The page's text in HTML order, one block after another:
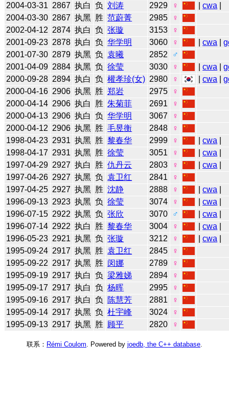
2004-03-31 2867 执白 负 刘涛 2929 ♀ |cwa
2004-03-30 2867 执黑 胜 范蔚菁 2985
♀
2002-04-12 2874 执白 负 张璇 3153
♀
2001-09-23 2878 执白 负 华学明 3060 ♀ |cwa |
2001-07-30 2879 执黑 负 袁曦 2852
♂
2001-04-09 2884 执黑 负 徐莹 3030 ♀ |cwa |
2000-09-28 2894 执白 负 權孝珍(女) 2980 ♀ |cwa |
2000-04-16 2906 执黑 胜 郑岩 2975
♀
2000-04-14 2906 执白 胜 朱菊菲 2691
♀
2000-04-13 2906 执白 负 华学明 3067
♀
2000-04-12 2906 执黑 胜 毛昱衡 2848
♀
1998-04-23 2931 执黑 胜 黎春华 2999 ♀ |cwa
1998-04-17 2931 执黑 胜 徐莹 3051 ♀ |cwa
1997-04-29 2927 执白 胜 仇丹云 2803 ♀ |cwa
1997-04-26 2927 执黑 负 袁卫红 2841
♀
1997-04-25 2927 执黑 胜 沈静 2888 ♀ |cwa
1996-09-13 2923 执黑 负 徐莹 3074 ♀ |cwa
1996-07-15 2922 执黑 负 张欣 3070 ♂ |cwa
1996-07-14 2922 执白 胜 黎春华 3004 ♀ |cwa
1996-05-23 2921 执黑 负 张璇 3212 ♀ |cwa
1995-09-24 2917 执黑 胜 袁卫红 2845
♀
1995-09-22 2917 执黑 胜 闵娜 2789
♀
1995-09-19 2917 执白 负 梁雅娣 2894
♀
1995-09-17 2917 执白 负 杨晖 2995
♀
1995-09-16 2917 执白 负 陈慧芳 2881
♀
1995-09-14 2917 执黑 负 杜宇峰 3024
♀
1995-09-13 2917 执黑 胜 顾平 2820 ♀
联系： Rémi Coulom . Powered by joedb, the C++ database